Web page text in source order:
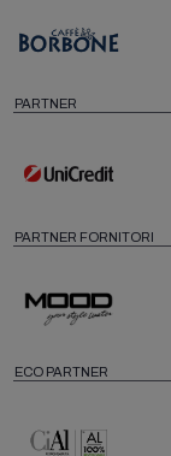
PARTNER
PARTNER FORNITORI
ECO PARTNER